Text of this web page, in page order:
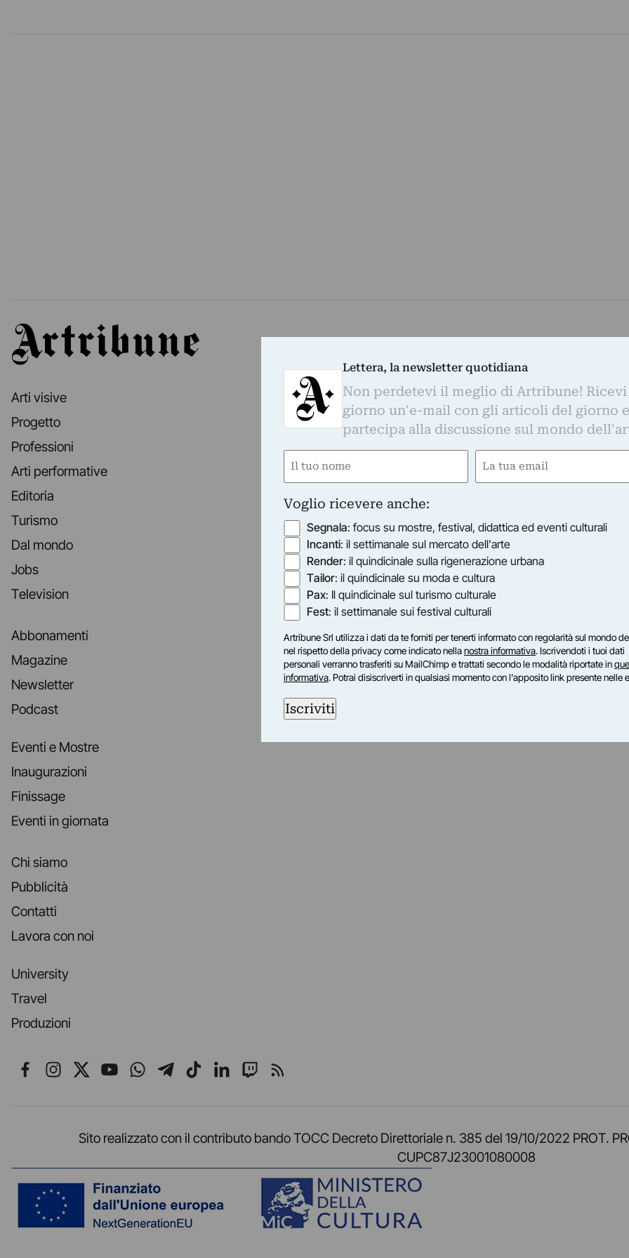
Artribune
Arti visive
Progetto
Professioni
Arti performative
Editoria
Turismo
Dal mondo
Jobs
Television
Abbonamenti
Magazine
Newsletter
Podcast
Eventi e Mostre
Inaugurazioni
Finissage
Eventi in giornata
Chi siamo
Pubblicità
Contatti
Lavora con noi
University
Travel
Produzioni
Seguici su Facebook
Seguici su Instagram
Seguici su X
Seguici su YouTube
Seguici su WhatsApp
Seguici su Telegram
Seguici su TikTok
Seguici su LinkedIn
Seguici su Twitch
Seguici su Rss
Sito realizzato con il contributo bando TOCC Decreto Direttoriale n. 385 del 19/10/2022 PROT.
CUPC87J23001080008
Lettera, la newsletter quotidiana
Non perdetevi il meglio di Artribune! Ricevi
giorno un'e-mail con gli articoli del giorno e
partecipa alla discussione sul mondo
Nome
Email
Voglio ricevere anche:
Segnala: focus su mostre, festival, didattica ed eventi culturali
Incanti: il settimanale sul mercato dell'arte
Render: il quindicinale sulla rigenerazione urbana
Tailor: il quindicinale su moda e cultura
Pax: Il quindicinale sul turismo culturale
Fest: il settimanale sui festival culturali
Artribune Srl utilizza i dati da te forniti per tenerti informato con regolarità sul mondo
nel rispetto della privacy come indicato nellanostra informativa. Iscrivendoti i tuoi dati
personali verranno trasferiti su MailChimp e trattati secondo le modalità riportate in
informativa. Potrai disiscriverti in qualsiasi momento con l'apposito link presente nelle
Iscriviti